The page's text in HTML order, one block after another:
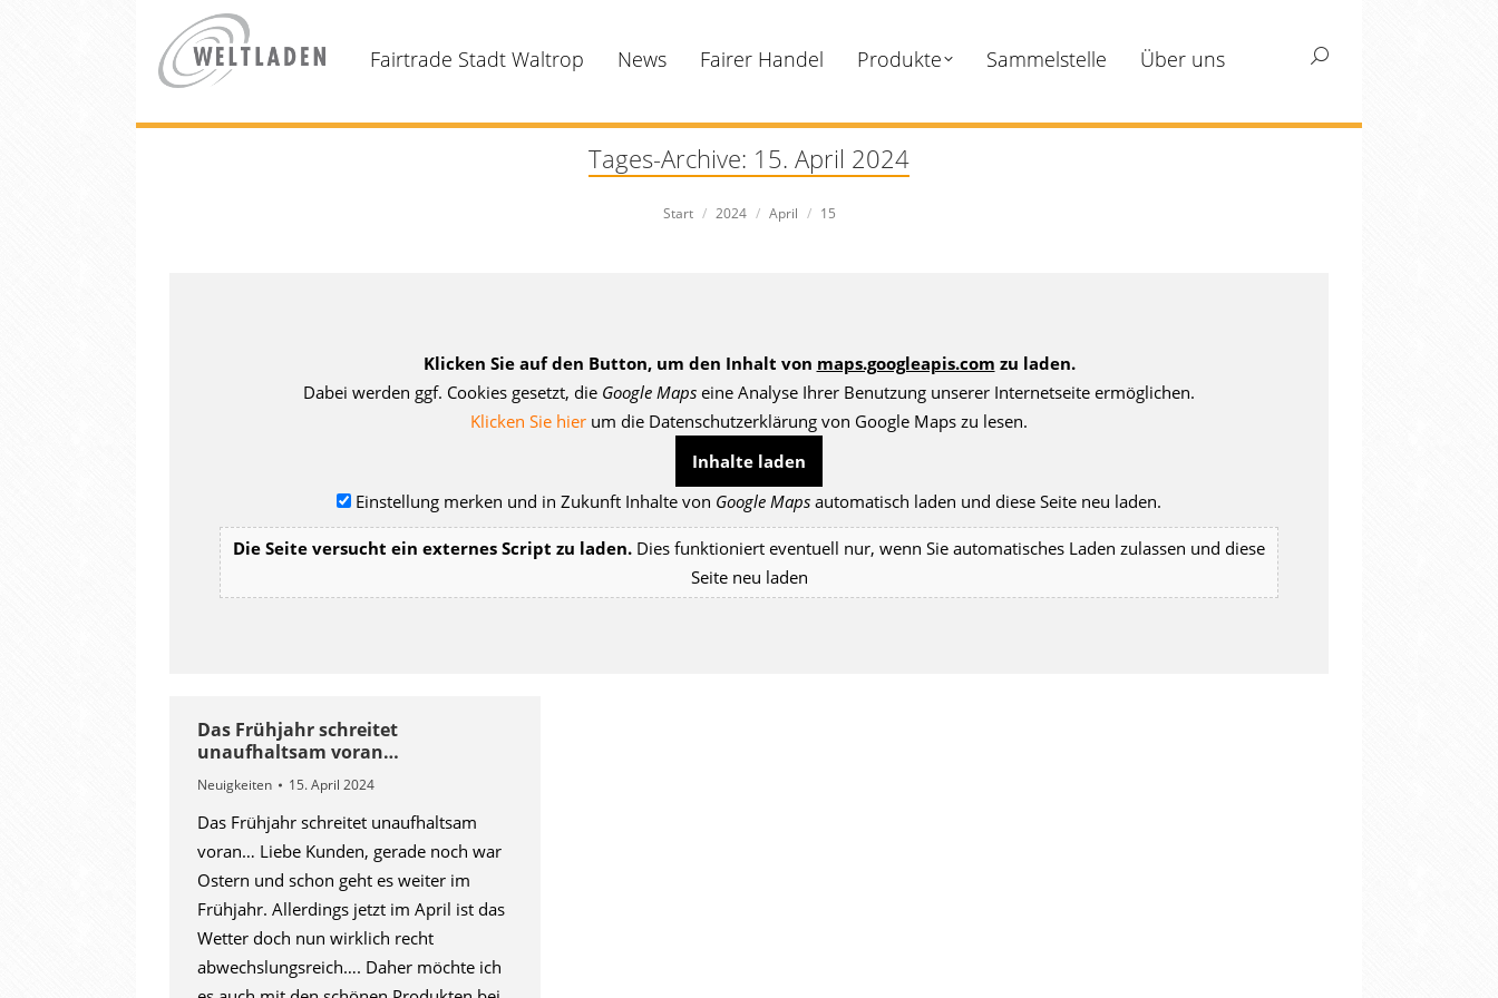
Fairtrade Stadt Waltrop News Fairer Handel Produkte Sammelstelle Über uns Search:
Tages-Archive: 15. April 2024
Sie befinden sich hier:
Start 2024 April 15
Klicken Sie auf den Button, um den Inhalt von maps.googleapis.com zu laden.
Dabei werden ggf. Cookies gesetzt, die Google Maps eine Analyse Ihrer Benutzung unserer Internetseite ermöglichen.
Klicken Sie hier um die Datenschutzerklärung von Google Maps zu lesen.
Inhalte laden
Einstellung merken und in Zukunft Inhalte von Google Maps automatisch laden und diese Seite neu laden.
Die Seite versucht ein externes Script zu laden. Dies funktioniert eventuell nur, wenn Sie automatisches Laden zulassen und diese
Seite neu laden
Das Frühjahr schreitet
unaufhaltsam voran…
Neuigkeiten 15. April 2024
Das Frühjahr schreitet unaufhaltsam
voran… Liebe Kunden, gerade noch war
Ostern und schon geht es weiter im
Frühjahr. Allerdings jetzt im April ist das
Wetter doch nun wirklich recht
abwechslungsreich…. Daher möchte ich